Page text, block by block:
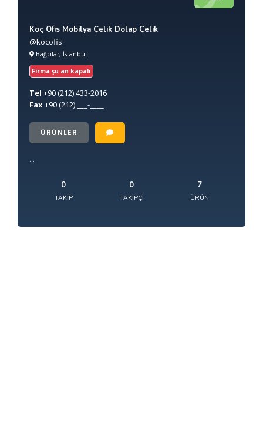
Koç Ofis Mobilya Çelik Dolap Çelik
@kocofis
Bağcılar, İstanbul
Firma şu an kapalı
Tel +90(212) 433-2016
Fax+90(212) ___-____
ÜRÜNLER
0
TAKIP
0
TAKIPÇI
7
ÜRÜN